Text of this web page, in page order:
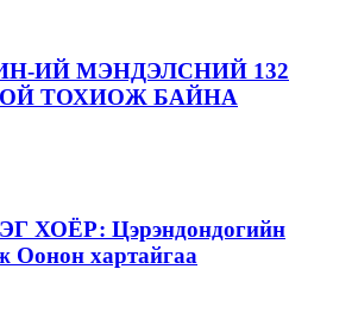
ИЙ МЭНДЭЛСНИЙ 132
ТОХИОЖ БАЙНА
ХОЁР: Цэрэндондогийн
Оонон хартайгаа